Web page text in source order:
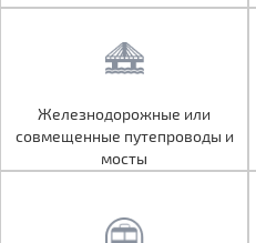
Железнодорожные или
совмещенные путепроводы и
мосты
Железнодорожные или
совмещенные путепроводы и
мосты